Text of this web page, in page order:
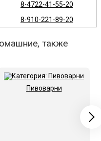
8-4722-41-55-20
8-910-221-89-20
также
Пивоварни